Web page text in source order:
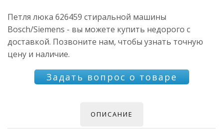
Петля люка 626459 стиральной машины
Bosch/Siemens - вы можете купить недорого с
доставкой. Позвоните нам, чтобы узнать точную
цену и наличие.
Задать вопрос о товаре
ОПИСАНИЕ